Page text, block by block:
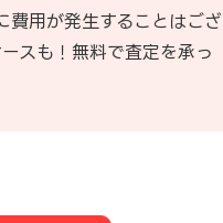
費用が発生することはござ
スも！無料で査定を承っ